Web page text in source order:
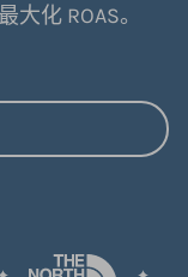
化 ROAS。